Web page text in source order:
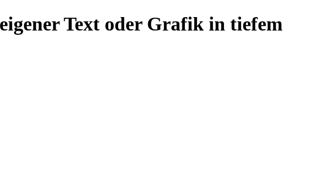
Text oder Grafik in tiefem